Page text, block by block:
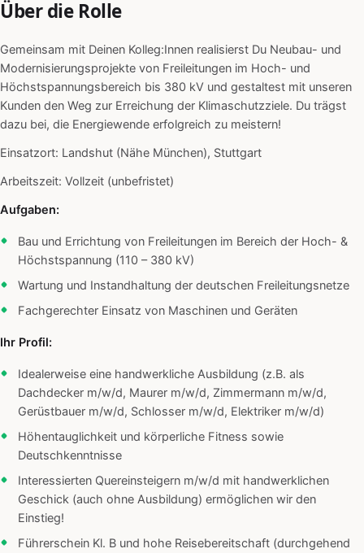
Über die Rolle
Gemeinsam mit Deinen Kolleg:Innen realisierst Du Neubau- und
Modernisierungsprojekte von Freileitungen im Hoch- und
Höchstspannungsbereich bis 380 kV und gestaltest mit unseren
Kunden den Weg zur Erreichung der Klimaschutzziele. Du trägst
dazu bei, die Energiewende erfolgreich zu meistern!
Einsatzort: Landshut (Nähe München), Stuttgart
Arbeitszeit: Vollzeit (unbefristet)
Aufgaben:
Bau und Errichtung von Freileitungen im Bereich der Hoch- &
Höchstspannung (110 – 380 kV)
Wartung und Instandhaltung der deutschen Freileitungsnetze
Fachgerechter Einsatz von Maschinen und Geräten
Ihr Profil:
Idealerweise eine handwerkliche Ausbildung (z.B. als
Dachdecker m/w/d, Maurer m/w/d, Zimmermann m/w/d,
Gerüstbauer m/w/d, Schlosser m/w/d, Elektriker m/w/d)
Höhentauglichkeit und körperliche Fitness sowie
Deutschkenntnisse
Interessierten Quereinsteigern m/w/d mit handwerklichen
Geschick (auch ohne Ausbildung) ermöglichen wir den
Einstieg!
Führerschein Kl. B und hohe Reisebereitschaft (durchgehend